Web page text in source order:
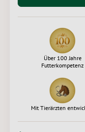
Über 100 Jahre
Futterkompetenz
Mit Tierärzten